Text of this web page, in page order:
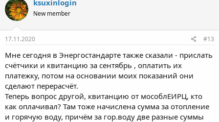
ksuxinlogin
New member
17.11.2020 #13
Мне сегодня в Энергостандарте также сказали - прислать
счётчики и квитанцию за сентябрь , оплатить их
платежку, потом на основании моих показаний они
сделают перерасчёт.
Теперь вопрос другой, квитанцию от мособлЕИРЦ, кто
как оплачивал? Там тоже начислена сумма за отопление
и горячую воду, причём за гор.воду две разные суммы